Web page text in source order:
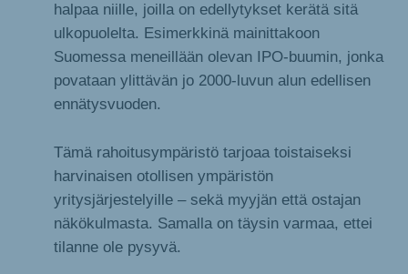
halpaa niille, joilla on edellytykset kerätä sitä
ulkopuolelta. Esimerkkinä mainittakoon
Suomessa meneillään olevan IPO-buumin, jonka
povataan ylittävän jo 2000-luvun alun edellisen
ennätysvuoden.
Tämä rahoitusympäristö tarjoaa toistaiseksi
harvinaisen otollisen ympäristön
yritysjärjestelyille – sekä myyjän että ostajan
näkökulmasta. Samalla on täysin varmaa, ettei
tilanne ole pysyvä.